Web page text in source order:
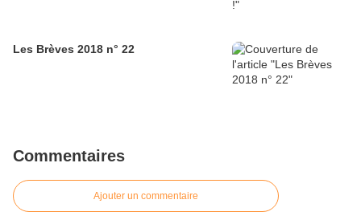
Les Brèves 2018 n° 22
Commentaires
Ajouter un commentaire